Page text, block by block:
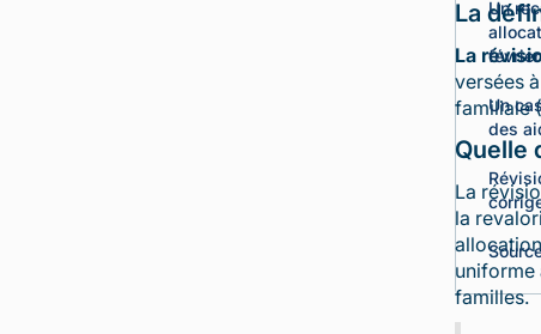
Un
février
Un
des
La
La
versées
familiale
Quelle
La
la
uniforme
familles.